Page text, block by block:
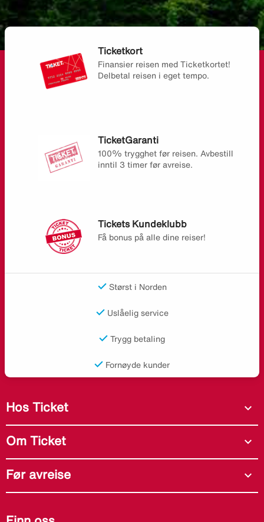
Ticketkort
Finansier reisen med Ticketkortet!
Delbetal reisen i eget tempo.
TicketGaranti
100% trygghet før reisen. Avbestill
inntil 3 timer før avreise.
Tickets Kundeklubb
Få bonus på alle dine reiser!
Størst i Norden
Uslåelig service
Trygg betaling
Fornøyde kunder
Hos Ticket expand_more
Om Ticket expand_more
Før avreise expand_more